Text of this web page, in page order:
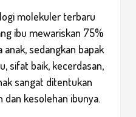
molekuler terbaru
ibu mewariskan 75%
sedangkan bapak
sifat baik, kecerdasan,
sangat ditentukan
dan kesolehan ibunya.